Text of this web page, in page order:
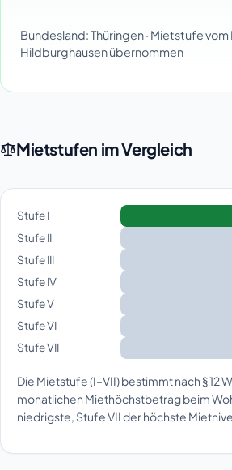
Bundesland: Thüringen · Mietstufe
Hildburghausen übernommen
Mietstufen im Vergleich
Stufe I
Stufe II
Stufe III
Stufe IV
Stufe V
Stufe VI
Stufe VII
Die Mietstufe (I–VII) bestimmt nach § 12
monatlichen Miethöchstbetrag beim
niedrigste, Stufe VII der höchste